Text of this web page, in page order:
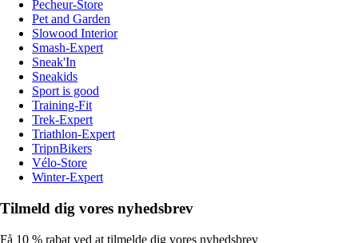
Pecheur-Store
Pet and Garden
Slowood Interior
Smash-Expert
Sneak'In
Sneakids
Sport is good
Training-Fit
Trek-Expert
Triathlon-Expert
TripnBikers
Vélo-Store
Winter-Expert
Tilmeld dig vores nyhedsbrev
Få 10 % rabat ved at tilmelde dig vores nyhedsbrev